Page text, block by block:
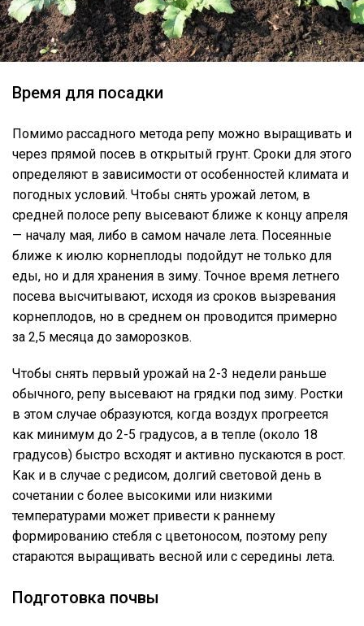
Время для посадки
Помимо рассадного метода репу можно выращивать и
через прямой посев в открытый грунт. Сроки для этого
определяют в зависимости от особенностей климата и
погодных условий. Чтобы снять урожай летом, в
средней полосе репу высевают ближе к концу апреля
— началу мая, либо в самом начале лета. Посеянные
ближе к июлю корнеплоды подойдут не только для
еды, но и для хранения в зиму. Точное время летнего
посева высчитывают, исходя из сроков вызревания
корнеплодов, но в среднем он проводится примерно
за 2,5 месяца до заморозков.
Чтобы снять первый урожай на 2-3 недели раньше
обычного, репу высевают на грядки под зиму. Ростки
в этом случае образуются, когда воздух прогреется
как минимум до 2-5 градусов, а в тепле (около 18
градусов) быстро всходят и активно пускаются в рост.
Как и в случае с редисом, долгий световой день в
сочетании с более высокими или низкими
температурами может привести к раннему
формированию стебля с цветоносом, поэтому репу
стараются выращивать весной или с середины лета.
Подготовка почвы